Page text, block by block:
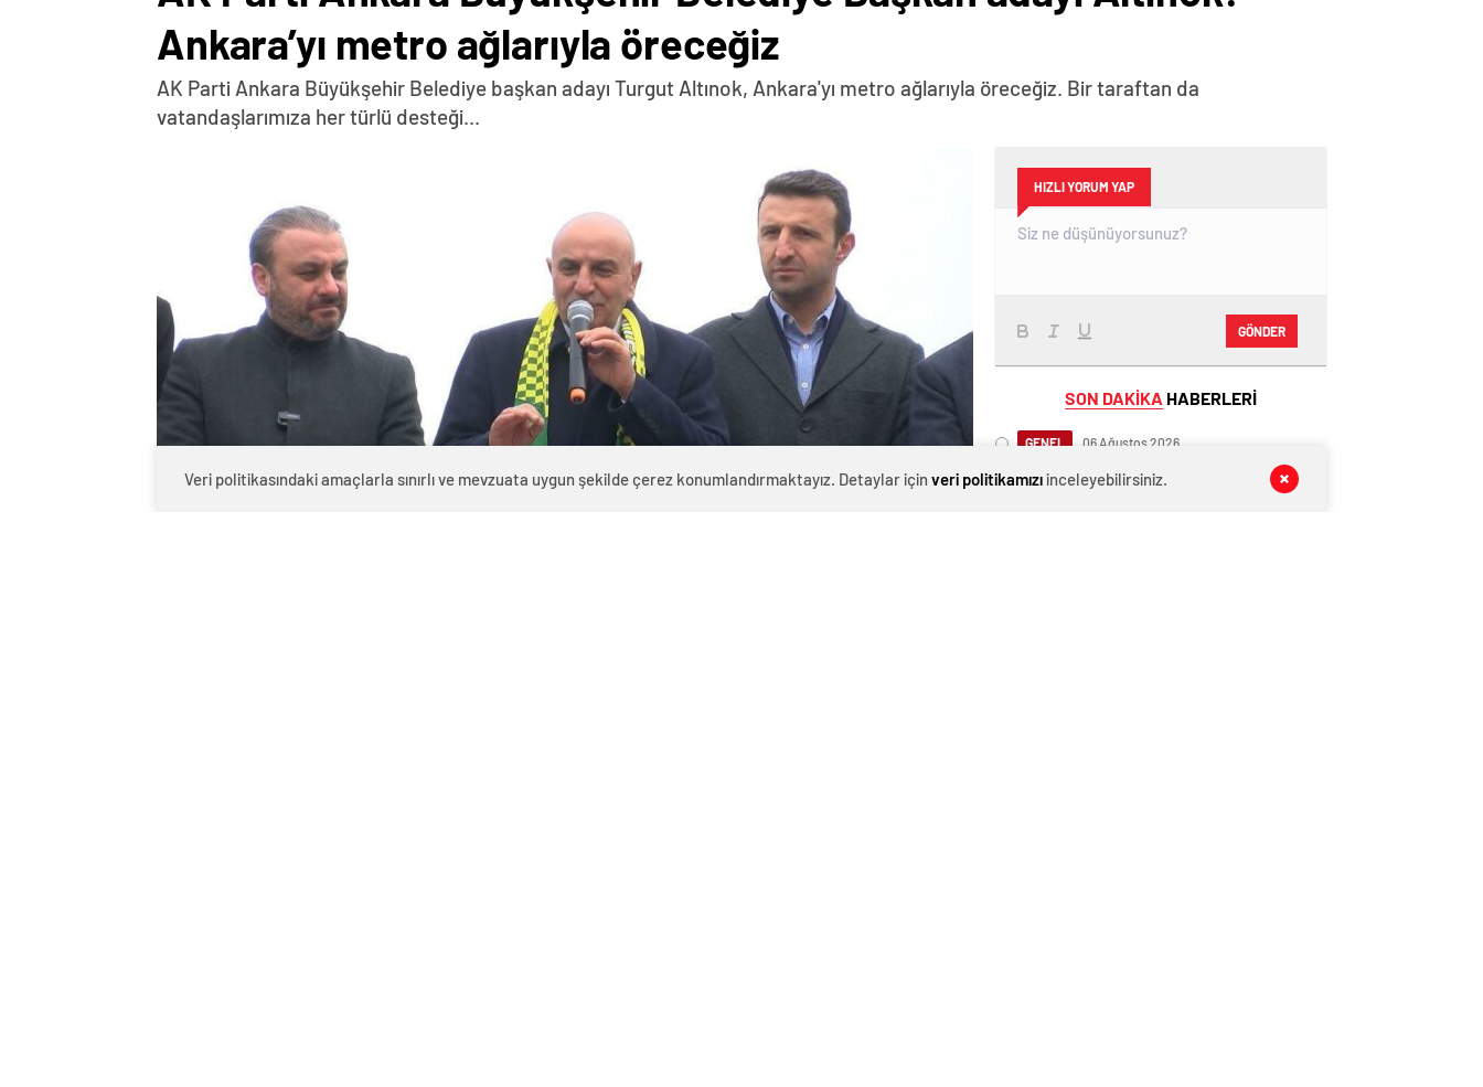
Ankara’yı metro ağlarıyla öreceğiz
AK Parti Ankara Büyükşehir Belediye başkan adayı Turgut Altınok, Ankara'yı metro ağlarıyla öreceğiz. Bir taraftan da
vatandaşlarımıza her türlü desteği...
HIZLI YORUM YAP
GÖNDER
SON DAKİKA HABERLERİ
GENEL 06 Ağustos 2026
Eski İzmir Büyükşehir Belediye
Başkanı Tunç Soyer gözaltına alındı
Veri politikasındaki amaçlarla sınırlı ve mevzuata uygun şekilde çerez konumlandırmaktayız. Detaylar için veri politikamızıinceleyebilirsiniz.